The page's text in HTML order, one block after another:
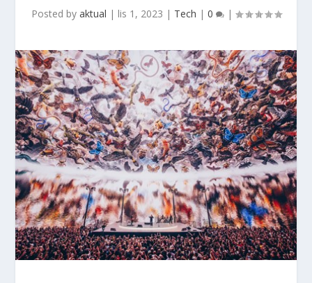
Posted by aktual | lis 1, 2023 | Tech | 0 |